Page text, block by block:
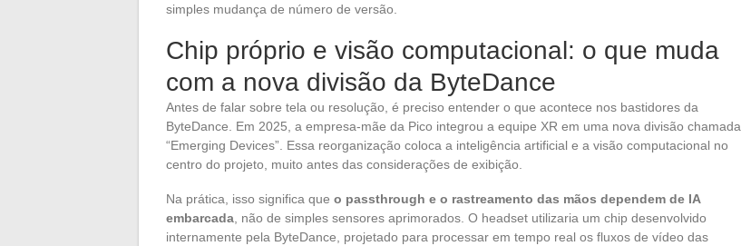
simples mudança de número de versão.
Chip próprio e visão computacional: o que muda
com a nova divisão da ByteDance
Antes de falar sobre tela ou resolução, é preciso entender o que acontece nos bastidores da
ByteDance. Em 2025, a empresa-mãe da Pico integrou a equipe XR em uma nova divisão chamada
“Emerging Devices”. Essa reorganização coloca a inteligência artificial e a visão computacional no
centro do projeto, muito antes das considerações de exibição.
Na prática, isso significa que o passthrough e o rastreamento das mãos dependem de IA
embarcada , não de simples sensores aprimorados. O headset utilizaria um chip desenvolvido
internamente pela ByteDance, projetado para processar em tempo real os fluxos de vídeo das